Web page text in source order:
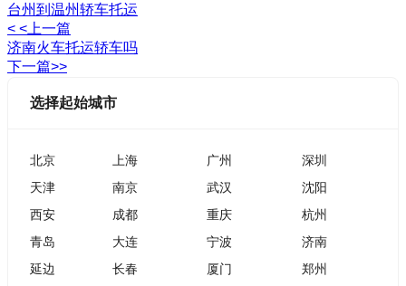
台州到温州轿车托运
< <上一篇
济南火车托运轿车吗
下一篇>>
选择起始城市
北京 上海 广州
深圳
天津
南京 武汉
沈阳
西安
成都 重庆
杭州
青岛
大连 宁波
济南
延边
长春 厦门
郑州